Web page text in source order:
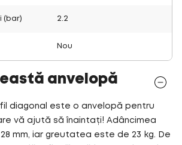
(bar) 2.2
Nou
anvelopă
diagonal este o anvelopă pentru
vă ajută să înaintați! Adâncimea
mm, iar greutatea este de 23 kg. De